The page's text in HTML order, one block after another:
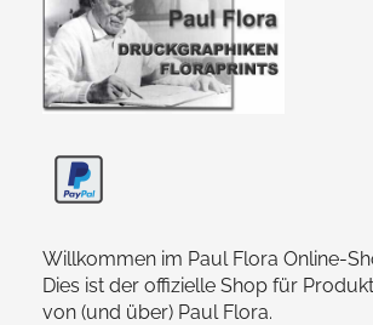
Willkommen im Paul Flora Online-
Dies ist der offizielle Shop für
von (und über) Paul Flora.